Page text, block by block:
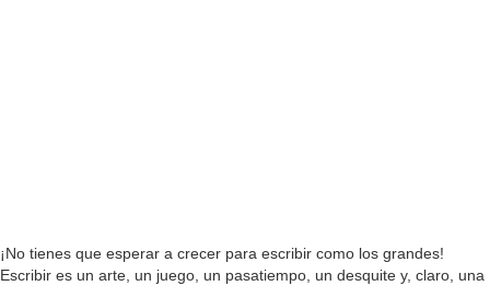
¡No tienes que esperar a crecer para escribir como los grandes!
Escribir es un arte, un juego, un pasatiempo, un desquite y, claro, una